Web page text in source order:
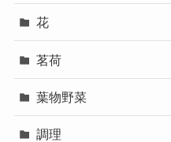
花
茗荷
葉物野菜
調理